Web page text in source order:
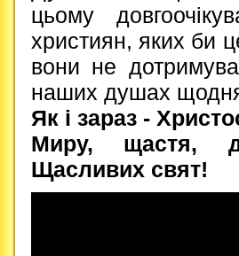
цьому
християн, яких би
вони не
наших душах
Як і зараз -
Миру, щастя,
Щасливих свят!